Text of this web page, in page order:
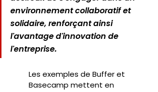
environnement collaboratif et
solidaire, renforçant ainsi
l'avantage d'innovation de
l'entreprise.
Les exemples de Buffer et
Basecamp mettent en